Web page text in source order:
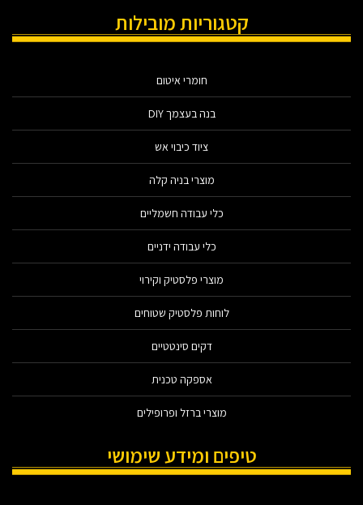
קטגוריות מובילות
חומרי איטום
בנה בעצמך DIY
ציוד כיבוי אש
מוצרי בניה קלה
כלי עבודה חשמליים
כלי עבודה ידניים
מוצרי פלסטיק וקירוי
לוחות פלסטיק שטוחים
דקים סינטטיים
אספקה טכנית
מוצרי ברזל ופרופילים
טיפים ומידע שימושי